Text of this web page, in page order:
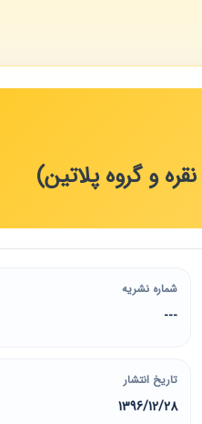
و گروه پلاتین)
شماره نشریه
---
تاریخ انتشار
1396/12/28